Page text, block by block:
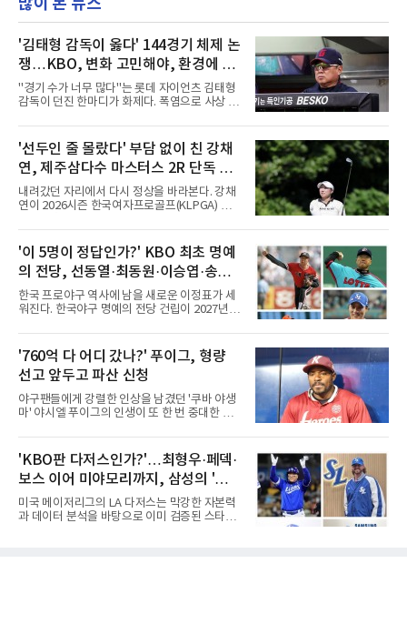
'김태형 감독이 옳다' 144경기 체제 논
쟁…KBO, 변화 고민해야, 환경에 맞
는 경기 수가 바람직
"경기 수가 너무 많다"는 롯데 자이언츠 김태형
감독이 던진 한마디가 화제다. 폭염으로 사상 초
독은 단순히 더위를 이야기하지 않았다. 우천,
폭염, 부상 등 변수가 늘어나는 현실에서 현재
팀당 144경기 체제가 과연 지속 가능한지 질문
을 던졌다.물론 144경기가 세계적으로 특별히
많은 숫자는 아니다. 메이저리그는 팀당 162경
기, 일본프로야구도 143~144경기를 치른다. 숫
자만 놓고 보면 KBO가 유난히 혹사 구조라고 말
비교하기 어려울 정도로 폭염이 길어지고 강해
지고 있다. 여기에 장마, 이
'선두인 줄 몰랐다' 부담 없이 친 강채
연, 제주삼다수 마스터스 2R 단독 선
두
내려갔던 자리에서 다시 정상을 바라본다. 강채
연이 2026시즌 한국여자프로골프(KLPGA) 투어
억 원, 우승상금 1억8000만 원) 2라운드에서 단
독 선두로 도약했다.강채연은 7일 제주도 서귀
포의 테디밸리 골프앤리조트(파72)에서 열린 2
라운드에서 버디 5개와 보기 1개를 묶어 4언더
파 68타를 쳤다. 중간합계 9언더파 135타로 전
날 공동 4위에서 선두로 올라섰다. 공동 2위 그
룹(8언더파 136타)과는 한 타 차다.이 대회는 그
받았으나, 지난해 상금순위 75위에 그쳐 시드순
위전으로 밀렸고 본선에서도 78위에
'이 5명이 정답인가?' KBO 최초 명예
의 전당, 선동열·최동원·이승엽·송진
우·김응용을 둘러싼 논쟁
한국 프로야구 역사에 남을 새로운 이정표가 세
워진다. 한국야구 명예의 전당 건립이 2027년으
문으로 향하고 있다. "누가 한국 야구 최초의 명
예의 전당 헌액자가 될 것인가?"현재 가장 많이
거론되는 후보군은 선동열, 최동원, 이승엽, 송
진우, 그리고 김응용 감독이다. 한국 야구의 시
대별 상징성과 업적을 고려하면 충분히 설득력
있는 이름들이다.선동열은 한국 야구가 배출한
최고의 투수로 평가받는다. 해태 시절 통산 146
프로야구에서도 성공하며 한국 선수의 해외 진
출 가능성을 보여준 상징적인 존
'760억 다 어디 갔나?' 푸이그, 형량
선고 앞두고 파산 신청
야구팬들에게 강렬한 인상을 남겼던 '쿠바 야생
마' 야시엘 푸이그의 인생이 또 한 번 중대한 갈
거액을 벌었던 푸이그가 연방 사건 선고를 앞두
고 파산보호를 신청했다.푸이그는 최근 미국 플
로리다 파산 법원에 챕터11 파산보호 신청을 냈
다. 챕터11은 기업이나 개인이 채권자들과 협의
를 통해 재정 구조를 재편할 수 있도록 돕는 제도
다.미 매체들에 따르면 푸이그의 자산 규모는
1000만~5000만 달러(약 146억~730억 원), 부
'KBO판 다저스인가?'…최형우·페덱·
보스 이어 미야모리까지, 삼성의 '스펙
만렙' 승부수
미국 메이저리그의 LA 다저스는 막강한 자본력
과 데이터 분석을 바탕으로 이미 검증된 스타들